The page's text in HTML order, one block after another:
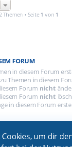
um dir
Themen • Seite 1 von 1
FORUM
in diesem Forum
Themen in diesem
Forum nicht
Forum nicht
in diesem Forum